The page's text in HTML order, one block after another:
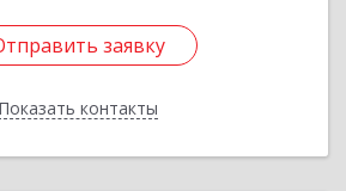
заявку
Показать контакты
заявку
Назад